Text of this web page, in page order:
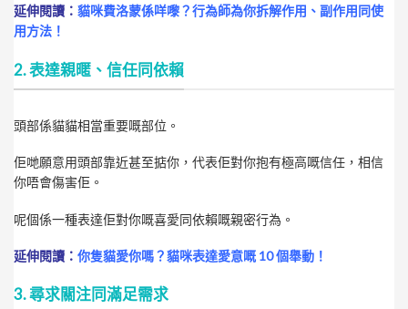
延伸閱讀： 貓咪費洛蒙係咩嚟？行為師為你拆解作用、副作用同使
用方法！
2. 表達親暱、信任同依賴
頭部係貓貓相當重要嘅部位。
佢哋願意用頭部靠近甚至掂你，代表佢對你抱有極高嘅信任，相信
你唔會傷害佢。
呢個係一種表達佢對你嘅喜愛同依賴嘅親密行為。
延伸閱讀： 你隻貓愛你嗎？貓咪表達愛意嘅 10 個舉動！
3. 尋求關注同滿足需求